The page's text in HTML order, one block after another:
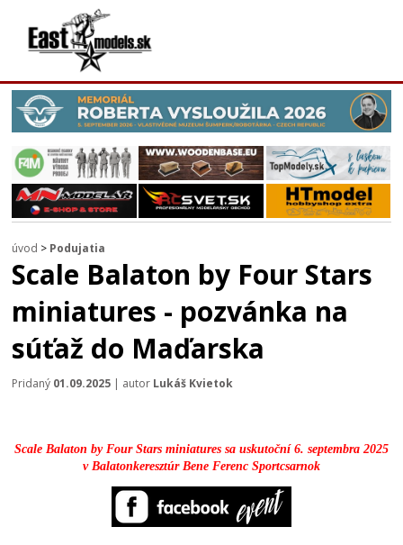
úvod > Podujatia
Scale Balaton by Four Stars
miniatures - pozvánka na
súťaž do Maďarska
Pridaný 01.09.2025 | autor Lukáš Kvietok
Scale Balaton by Four Stars miniatures sa uskutoční 6. septembra 2025
v Balatonkeresztúr Bene Ferenc Sportcsarnok